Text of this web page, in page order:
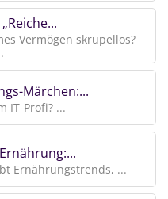
Vermögen skrupellos?
Märchen:...
IT-Profi? ...
Ernährungstrends, ...